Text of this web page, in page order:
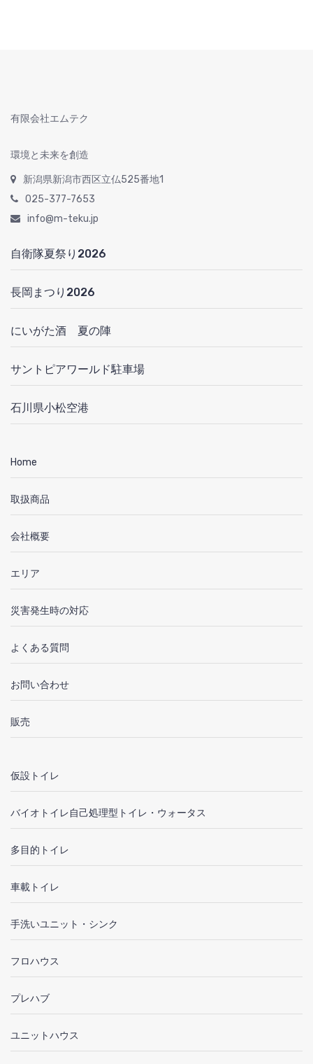
有限会社エムテク
環境と未来を創造
新潟県新潟市西区立仏525番地1
025-377-7653
info@m-teku.jp
自衛隊夏祭り2026
長岡まつり2026
にいがた酒 夏の陣
サントピアワールド駐車場
石川県小松空港
Home
取扱商品
会社概要
エリア
災害発生時の対応
よくある質問
お問い合わせ
販売
仮設トイレ
バイオトイレ自己処理型トイレ・ウォータス
多目的トイレ
車載トイレ
手洗いユニット・シンク
フロハウス
プレハブ
ユニットハウス